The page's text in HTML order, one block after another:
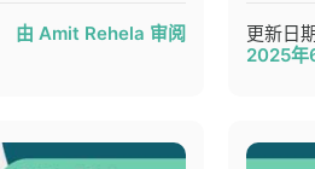
由 Amit Rehela 审阅
更新日期
2025年